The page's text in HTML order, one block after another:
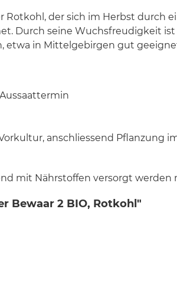
der sich im Herbst durch
Durch seine Wuchsfreudigkeit ist
etwa in Mittelgebirgen gut
anschliessend Pflanzung
mit Nährstoffen versorgt werden
Bewaar 2 BIO, Rotkohl"